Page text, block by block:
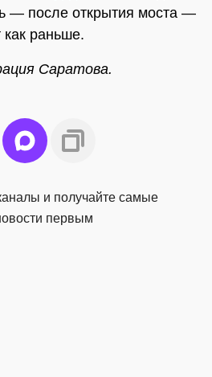
— после открытия моста —
как раньше.
Саратова.
и получайте самые
первым